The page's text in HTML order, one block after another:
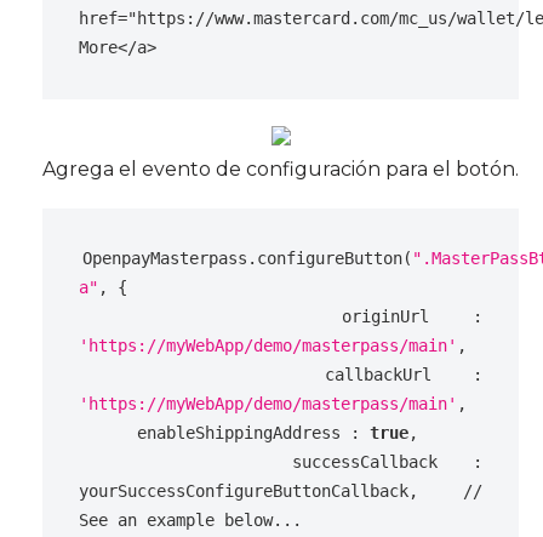
href="https://www.mastercard.com/mc_us/wallet/
More</a>
Agrega el evento de configuración para el botón.
OpenpayMasterpass . configureButton(
a" ,
{
originUrl
:
'https://myWebApp/demo/masterpass/main' ,
callbackUrl
:
'https://myWebApp/demo/masterpass/main' ,
enableShippingAddress
: true,
successCallback
:
yourSuccessConfigureButtonCallback,
//
See an example below...